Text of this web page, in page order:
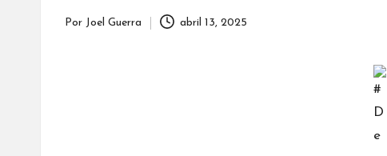
Por Joel Guerra abril 13, 2025